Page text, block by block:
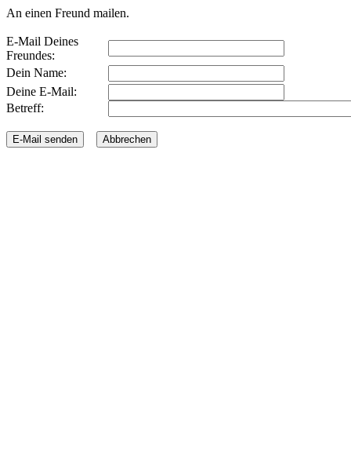
An einen Freund mailen.
E-Mail Deines
Freundes:
Dein Name:
Deine E-Mail:
Betreff: